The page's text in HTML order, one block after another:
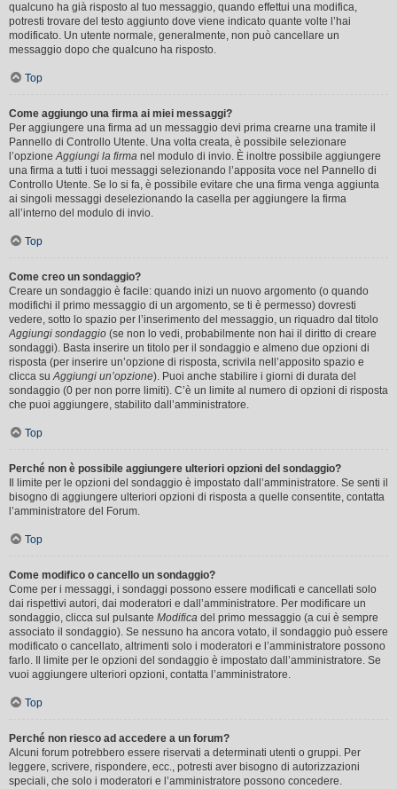
qualcuno ha già risposto al tuo messaggio, quando effettui una modifica,
potresti trovare del testo aggiunto dove viene indicato quante volte l’hai
modificato. Un utente normale, generalmente, non può cancellare un
messaggio dopo che qualcuno ha risposto.
Top
Come aggiungo una firma ai miei messaggi?
Per aggiungere una firma ad un messaggio devi prima crearne una tramite il
Pannello di Controllo Utente. Una volta creata, è possibile selezionare
l’opzioneAggiungi la firma nel modulo di invio. È inoltre possibile aggiungere
una firma a tutti i tuoi messaggi selezionando l’apposita voce nel Pannello di
Controllo Utente. Se lo si fa, è possibile evitare che una firma venga aggiunta
ai singoli messaggi deselezionando la casella per aggiungere la firma
all’interno del modulo di invio.
Top
Come creo un sondaggio?
Creare un sondaggio è facile: quando inizi un nuovo argomento (o quando
modifichi il primo messaggio di un argomento, se ti è permesso) dovresti
vedere, sotto lo spazio per l’inserimento del messaggio, un riquadro dal titolo
Aggiungi sondaggio (se non lo vedi, probabilmente non hai il diritto di creare
sondaggi). Basta inserire un titolo per il sondaggio e almeno due opzioni di
risposta (per inserire un’opzione di risposta, scrivila nell’apposito spazio e
clicca suAggiungi un’opzione). Puoi anche stabilire i giorni di durata del
sondaggio (0 per non porre limiti). C’è un limite al numero di opzioni di risposta
che puoi aggiungere, stabilito dall’amministratore.
Top
Perché non è possibile aggiungere ulteriori opzioni del sondaggio?
Il limite per le opzioni del sondaggio è impostato dall’amministratore. Se senti il
bisogno di aggiungere ulteriori opzioni di risposta a quelle consentite, contatta
l’amministratore del Forum.
Top
Come modifico o cancello un sondaggio?
Come per i messaggi, i sondaggi possono essere modificati e cancellati solo
dai rispettivi autori, dai moderatori e dall’amministratore. Per modificare un
sondaggio, clicca sul pulsante Modifica del primo messaggio (a cui è sempre
associato il sondaggio). Se nessuno ha ancora votato, il sondaggio può essere
modificato o cancellato, altrimenti solo i moderatori e l’amministratore possono
farlo. Il limite per le opzioni del sondaggio è impostato dall’amministratore. Se
vuoi aggiungere ulteriori opzioni, contatta l’amministratore.
Top
Perché non riesco ad accedere a un forum?
Alcuni forum potrebbero essere riservati a determinati utenti o gruppi. Per
leggere, scrivere, rispondere, ecc., potresti aver bisogno di autorizzazioni
speciali, che solo i moderatori e l’amministratore possono concedere.